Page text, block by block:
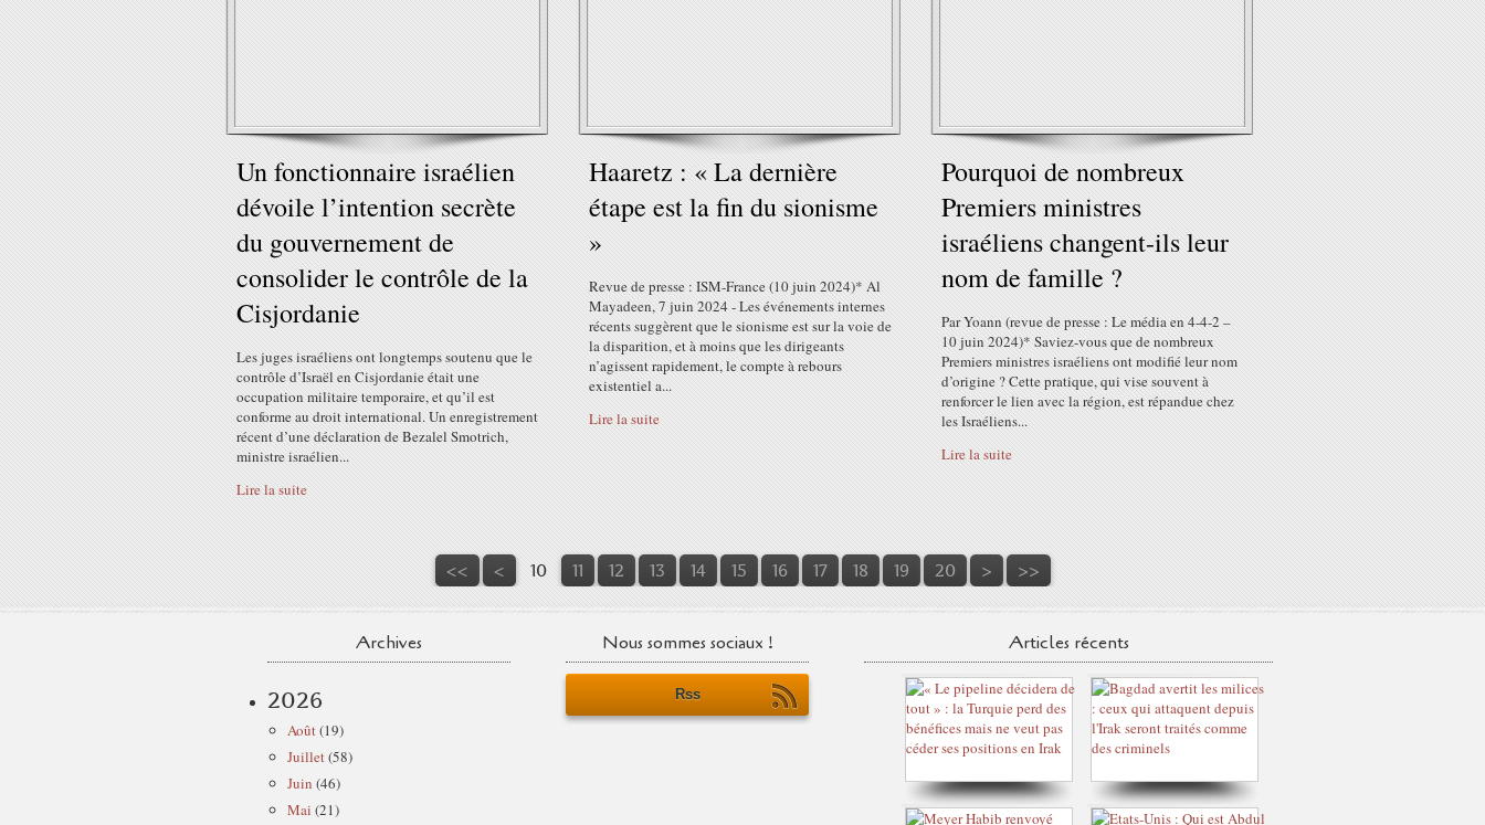
Un fonctionnaire israélien
dévoile l’intention secrète
du gouvernement de
consolider le contrôle de la
Cisjordanie
Les juges israéliens ont longtemps soutenu que le
contrôle d’Israël en Cisjordanie était une
occupation militaire temporaire, et qu’il est
conforme au droit international. Un enregistrement
récent d’une déclaration de Bezalel Smotrich,
ministre israélien...
Lire la suite
Haaretz : « La dernière
étape est la fin du sionisme
»
Revue de presse : ISM-France (10 juin 2024)* Al
Mayadeen, 7 juin 2024 - Les événements internes
récents suggèrent que le sionisme est sur la voie de
la disparition, et à moins que les dirigeants
n’agissent rapidement, le compte à rebours
existentiel a...
Lire la suite
Pourquoi de nombreux
Premiers ministres
israéliens changent-ils leur
nom de famille ?
Par Yoann (revue de presse : Le média en 4-4-2 –
10 juin 2024)* Saviez-vous que de nombreux
Premiers ministres israéliens ont modifié leur nom
d’origine ? Cette pratique, qui vise souvent à
renforcer le lien avec la région, est répandue chez
les Israéliens...
Lire la suite
<< < 10 11 12 13 14 15 16 17 18 19 20 30
> >>
Archives
2026
Août(19)
Juillet(58)
Juin (46)
Mai (21)
Nous sommes sociaux !
Rss
Articles récents